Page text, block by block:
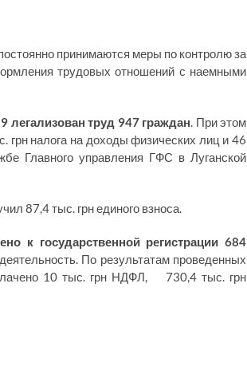
принимаются меры по контролю за
трудовых отношений с наемными
легализован труд 947 граждан. При этом
грн налога на доходы физических лиц и 46
Главного управления ГФС в Луганской
87,4 тыс. грн единого взноса.
к государственной регистрации 684
По результатам проведенных
10 тыс. грн НДФЛ, 730,4 тыс. грн